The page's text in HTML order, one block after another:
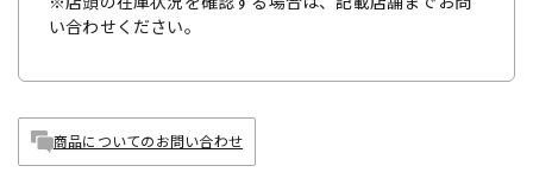
い合わせください。
商品についてのお問い合わせ